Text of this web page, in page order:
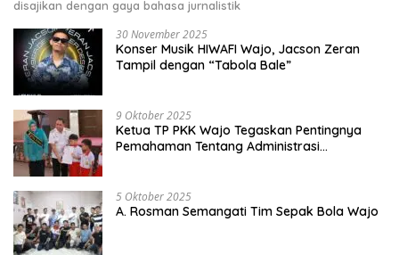
disajikan dengan gaya bahasa jurnalistik
30 November 2025
Konser Musik HIWAFI Wajo, Jacson Zeran
Tampil dengan “Tabola Bale”
9 Oktober 2025
Ketua TP PKK Wajo Tegaskan Pentingnya
Pemahaman Tentang Administrasi
5 Oktober 2025
A. Rosman Semangati Tim Sepak Bola Wajo